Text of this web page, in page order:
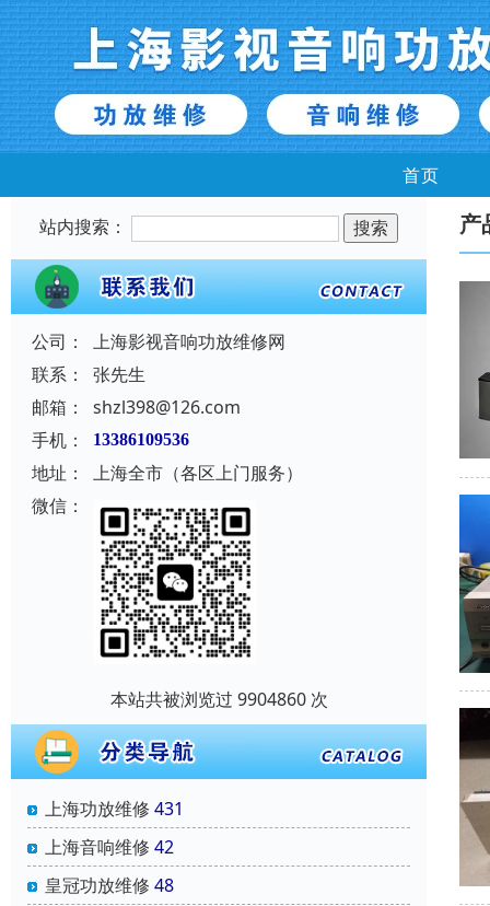
首页
站内搜索：
公司：
上海影视音响功放维修网
联系：
张先生
邮箱：
shzl398@126.com
手机：
13386109536
地址：
上海全市（各区上门服务）
微信：
本站共被浏览过 9904860 次
上海功放维修 431
上海音响维修 42
皇冠功放维修 48
产